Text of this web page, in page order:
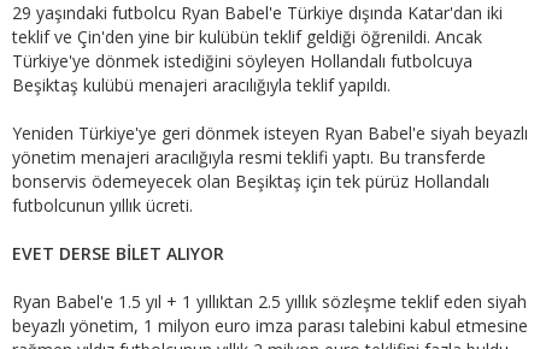
29 yaşındaki futbolcu Ryan Babel'e Türkiye dışında Katar'dan iki
teklif ve Çin'den yine bir kulübün teklif geldiği öğrenildi. Ancak
Türkiye'ye dönmek istediğini söyleyen Hollandalı futbolcuya
Beşiktaş kulübü menajeri aracılığıyla teklif yapıldı.
Yeniden Türkiye'ye geri dönmek isteyen Ryan Babel'e siyah beyazlı
yönetim menajeri aracılığıyla resmi teklifi yaptı. Bu transferde
bonservis ödemeyecek olan Beşiktaş için tek pürüz Hollandalı
futbolcunun yıllık ücreti.
EVET DERSE BİLET ALIYOR
Ryan Babel'e 1.5 yıl + 1 yıllıktan 2.5 yıllık sözleşme teklif eden siyah
beyazlı yönetim, 1 milyon euro imza parası talebini kabul etmesine